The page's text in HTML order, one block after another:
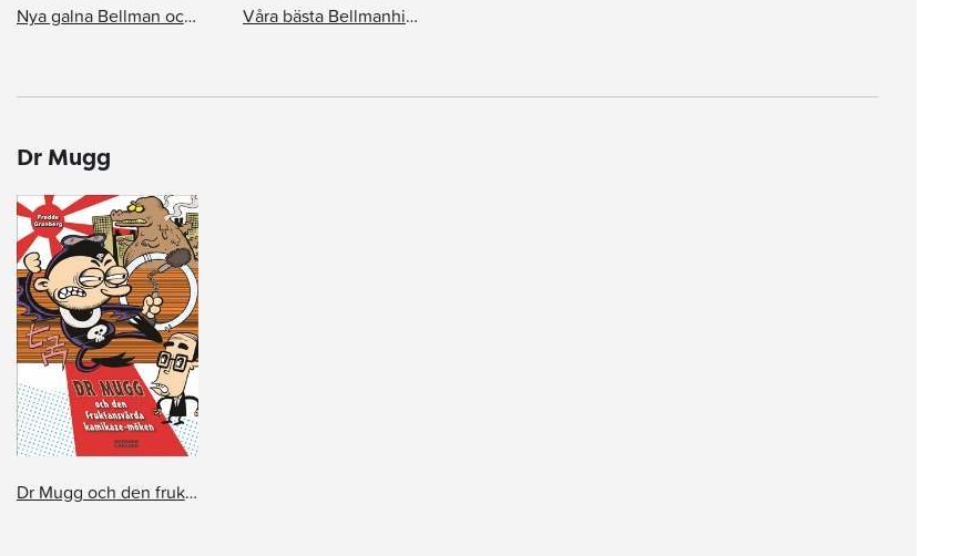
Nya galna Bellman och andra roliga historier Våra bästa Bellmanhistorier
Dr Mugg
Dr Mugg och den fruktansvärda kamikaze-möken